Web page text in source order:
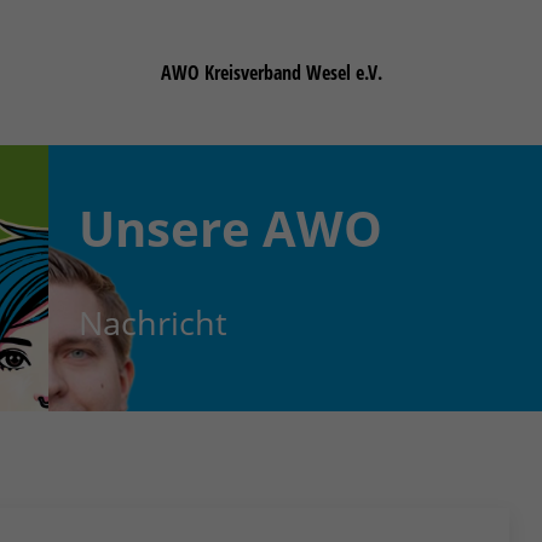
AWO Kreisverband Wesel e.V.
Unsere AWO
Nachricht